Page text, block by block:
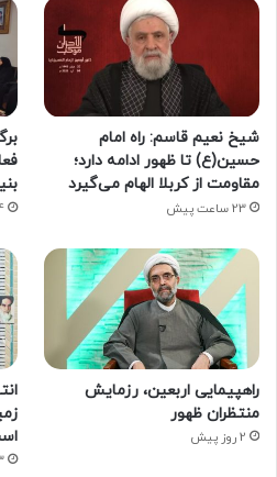
شیخ نعیم قاسم: راه امام
حسین(ع) تا ظهور ادامه دارد؛
مقاومت از کربلا الهام می‌گیرد
23 ساعت پیش
راهپیمایی اربعین، رزمایش
منتظران ظهور
2 روز پیش
3